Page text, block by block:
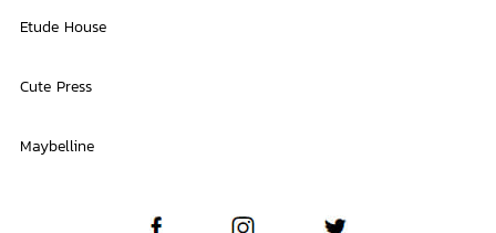
Etude House
Cute Press
Maybelline